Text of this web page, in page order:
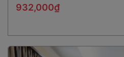
932,000₫